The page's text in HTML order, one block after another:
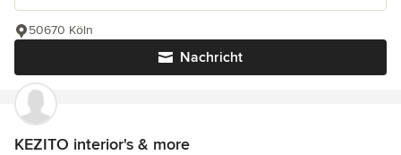
Nachricht
50670 Köln
KEZITO interior's & more